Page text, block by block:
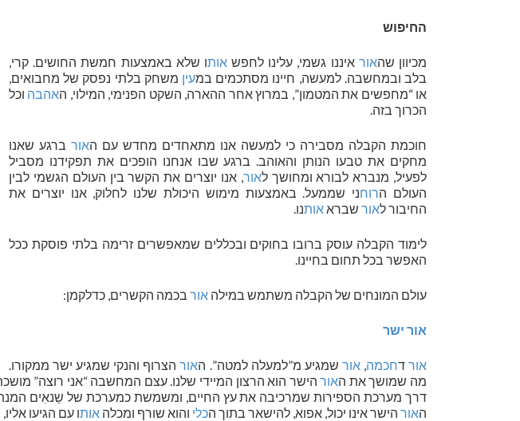
החיפוש
מכיוון שהאור איננו גשמי, עלינו לחפשאותו שלא באמצעות חמשת החושים. קרי,
בלב ובמחשבה. למעשה, חיינו מסתכמים במעין משחק בלתי נפסק של מחבואים,
או “מחפשים את המטמון”, במרוץ אחר ההארה, השקט הפנימי, המילוי, האהבה וכל
הכרוך בזה.
חוכמת הקבלה מסבירה כי למעשה אנו מתאחדים מחדש עם האור ברגע שאנו
מחקים את טבעו הנותן והאוהב. ברגע שבו אנחנו הופכים את תפקידנו מסביל
לפעיל, מנברא לבורא ומחושך לאור, אנו יוצרים את הקשר בין העולם הגשמי לבין
העולם הרוחני שממעל. באמצעות מימוש היכולת שלנו לחלוק, אנו יוצרים את
החיבור לאור שבראאותנו.
לימוד הקבלה עוסק ברובו בחוקים ובכללים שמאפשרים זרימה בלתי פוסקת ככל
האפשר בכל תחום בחיינו.
עולם המונחים של הקבלה משתמש במילה אור בכמה הקשרים, כדלקמן:
אור ישר
אורדחכמה,אור שמגיע מ”למעלה למטה”. האורהצרוף והנקי שמגיע ישר ממקורו.
מה שמושך את האורהישר הוא הרצון המיידי שלנו. עצם המחשבה “אני רוצה”
דרך מערכת הספירות שמרכיבה את עץ החיים, ומשמשת כמערכת של שַנאִים
האור הישר אינו יכול, אפוא, להישאר בתוך הכלי והוא שורף ומכלה אותו עם הגיעו